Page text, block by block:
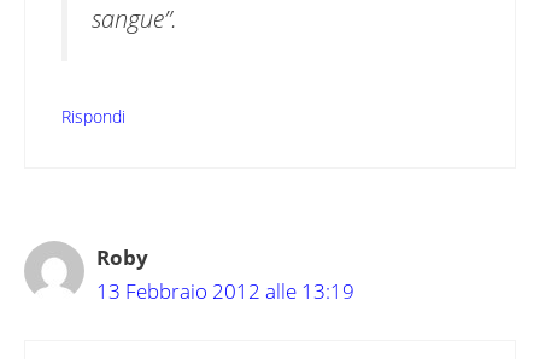
sangue”.
Rispondi
Roby
13 Febbraio 2012 alle 13:19